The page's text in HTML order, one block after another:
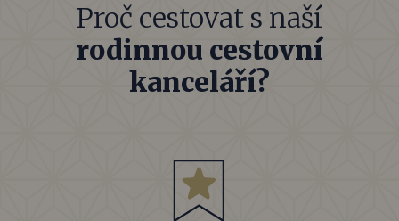
Proč cestovat s naší
rodinnou cestovní
kanceláří?